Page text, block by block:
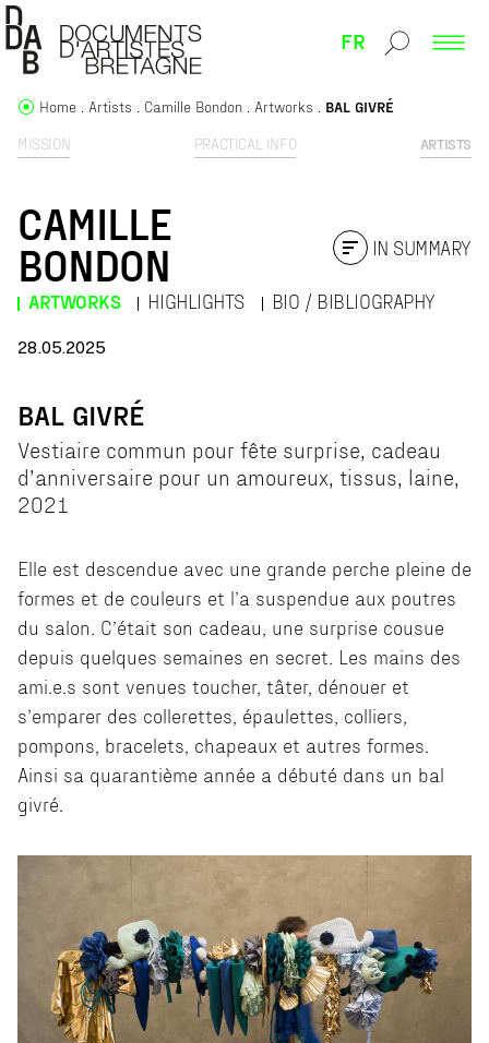
FR
MISSION PRACTICAL INFO ARTISTS
Home Artists Camille Bondon Artworks BAL GIVRÉ
CAMILLE
BONDON
ARTWORKS HIGHLIGHTS BIO / BIBLIOGRAPHY
IN SUMMARY
28.05.2025
BAL GIVRÉ
Vestiaire commun pour fête surprise, cadeau
d’anniversaire pour un amoureux, tissus, laine,
2021
Elle est descendue avec une grande perche pleine de
formes et de couleurs et l’a suspendue aux poutres
du salon. C’était son cadeau, une surprise cousue
depuis quelques semaines en secret. Les mains des
ami.e.s sont venues toucher, tâter, dénouer et
s’emparer des collerettes, épaulettes, colliers,
pompons, bracelets, chapeaux et autres formes.
Ainsi sa quarantième année a débuté dans un bal
givré.